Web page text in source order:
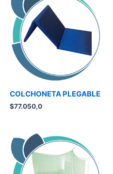
COLCHONETA PLEGABLE
$77.050,0